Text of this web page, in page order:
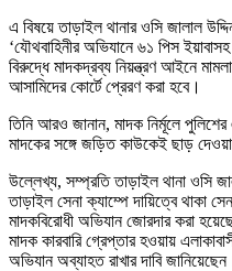
এ বিষয়ে তাড়াইল থানার ওসি জালাল
‘যৌথবাহিনীর অভিযানে ৬১ পিস
বিরুদ্ধে মাদকদ্রব্য নিয়ন্ত্রণ আইনে
আসামিদের কোর্টে প্রেরণ করা হবে।
তিনি আরও জানান, মাদক নির্মূলে
মাদকের সঙ্গে জড়িত কাউকেই ছাড়
উল্লেখ্য, সম্প্রতি তাড়াইল থানা ওসি
তাড়াইল সেনা ক্যাম্পে দায়িত্বে থাকা
মাদকবিরোধী অভিযান জোরদার করা
মাদক কারবারি গ্রেপ্তার হওয়ায়
অভিযান অব্যাহত রাখার দাবি